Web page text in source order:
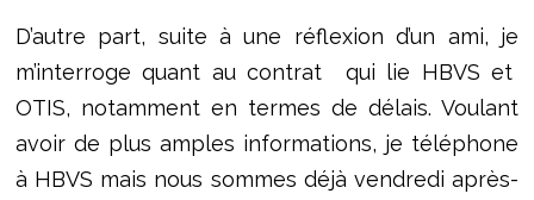
D’autre part, suite à une réflexion d’un ami, je
m’interroge quant au contrat qui lie HBVS et
OTIS, notamment en termes de délais. Voulant
avoir de plus amples informations, je téléphone
à HBVS mais nous sommes déjà vendredi après-